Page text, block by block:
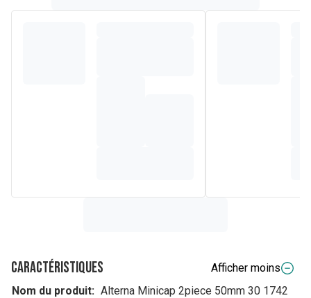
Caractéristiques
Afficher moins
Nom du produit: Alterna Minicap 2piece 50mm 30 1742